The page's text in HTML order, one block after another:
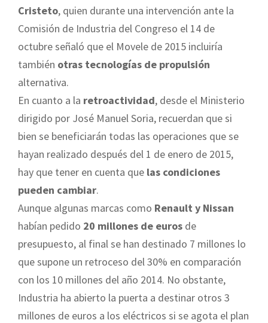
Cristeto, quien durante una intervención ante la
Comisión de Industria del Congreso el 14 de
octubre señaló que el Movele de 2015 incluiría
también otras tecnologías de propulsión
alternativa.
En cuanto a la retroactividad, desde el Ministerio
dirigido por José Manuel Soria, recuerdan que si
bien se beneficiarán todas las operaciones que se
hayan realizado después del 1 de enero de 2015,
hay que tener en cuenta que las condiciones
pueden cambiar.
Aunque algunas marcas como Renault y Nissan
habían pedido 20 millones de euros de
presupuesto, al final se han destinado 7 millones lo
que supone un retroceso del 30% en comparación
con los 10 millones del año 2014. No obstante,
Industria ha abierto la puerta a destinar otros 3
millones de euros a los eléctricos si se agota el plan